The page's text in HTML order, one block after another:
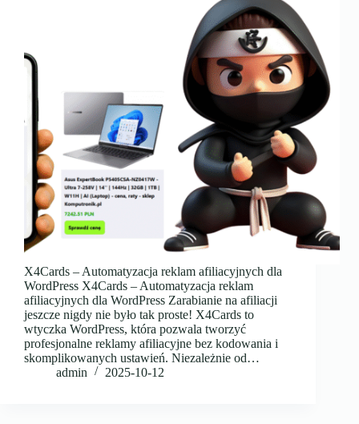
X4Cards – Automatyzacja reklam afiliacyjnych dla
WordPress X4Cards – Automatyzacja reklam
afiliacyjnych dla WordPress Zarabianie na afiliacji
jeszcze nigdy nie było tak proste! X4Cards to
wtyczka WordPress, która pozwala tworzyć
profesjonalne reklamy afiliacyjne bez kodowania i
skomplikowanych ustawień. Niezależnie od…
admin
2025-10-12